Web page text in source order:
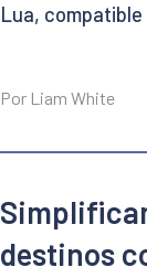
Lua,
Por Liam White
destinos